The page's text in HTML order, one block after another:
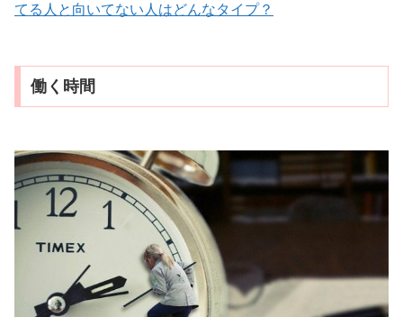
てる人と向いてない人はどんなタイプ？
働く時間